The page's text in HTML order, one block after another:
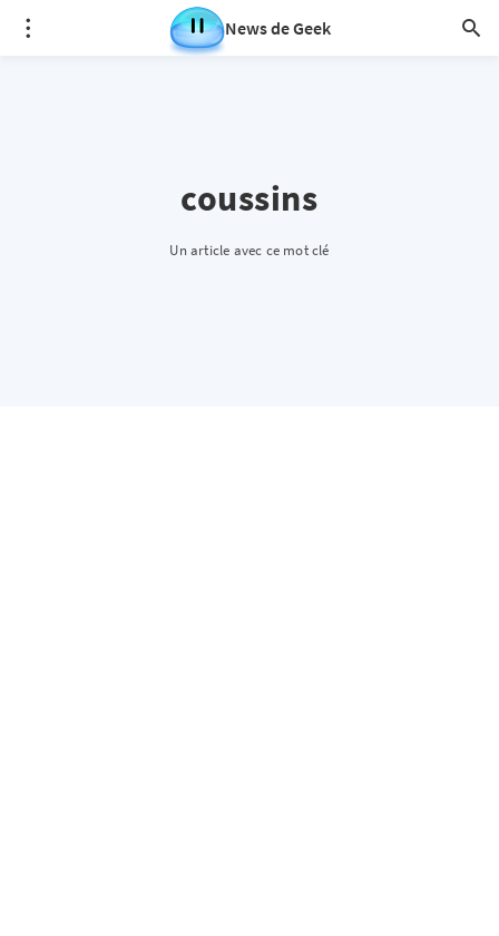
News de Geek
coussins
Un article avec ce mot clé